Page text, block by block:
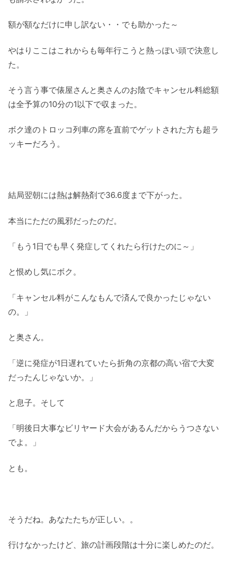
額が額なだけに申し訳ない・・でも助かった～
やはりここはこれからも毎年行こうと熱っぽい頭で決意し
た。
そう言う事で俵屋さんと奥さんのお陰でキャンセル料総額
は全予算の10分の1以下で収まった。
ボク達のトロッコ列車の席を直前でゲットされた方も超ラ
ッキーだろう。
結局翌朝には熱は解熱剤で36.6度まで下がった。
本当にただの風邪だったのだ。
「もう1日でも早く発症してくれたら行けたのに～」
と恨めし気にボク。
「キャンセル料がこんなもんで済んで良かったじゃない
の。」
と奥さん。
「逆に発症が1日遅れていたら折角の京都の高い宿で大変
だったんじゃないか。」
と息子。そして
「明後日大事なビリヤード大会があるんだからうつさない
でよ。」
とも。
そうだね。あなたたちが正しい。。
行けなかったけど、旅の計画段階は十分に楽しめたのだ。